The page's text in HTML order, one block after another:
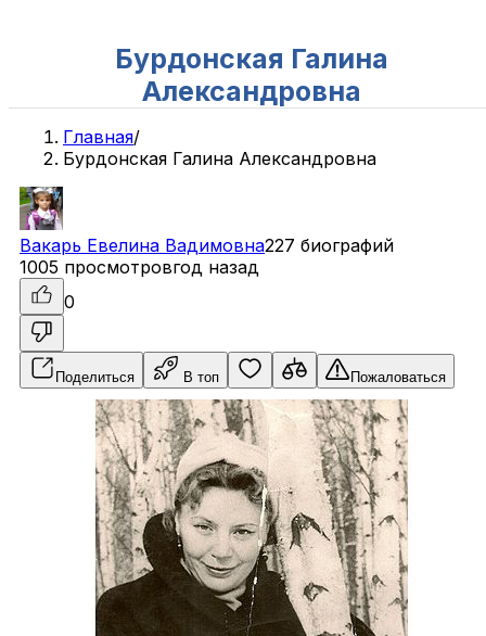
Бурдонская Галина
Александровна
Главная/
Бурдонская Галина Александровна
Вакарь Евелина Вадимовна227 биографий
1005 просмотровгод назад
0
Поделиться В топ Пожаловаться